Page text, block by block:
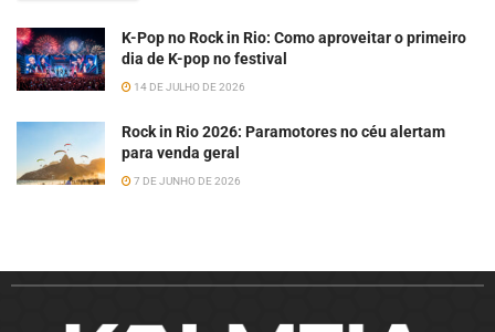
K-Pop no Rock in Rio: Como aproveitar o primeiro
dia de K-pop no festival
14 DE JULHO DE 2026
Rock in Rio 2026: Paramotores no céu alertam
para venda geral
7 DE JUNHO DE 2026